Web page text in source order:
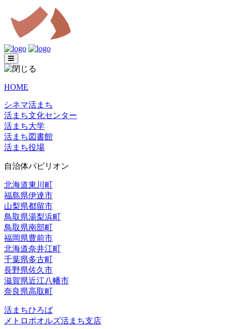
HOME
シネマ活まち
活まち文化センター
活まち大学
活まち図書館
活まち役場
自治体パビリオン
北海道東川町
福島県伊達市
山梨県都留市
鳥取県湯梨浜町
鳥取県南部町
福岡県豊前市
北海道奈井江町
千葉県多古町
長野県佐久市
滋賀県近江八幡市
奈良県高取町
活まちひろば
メトロポオルズ活まち支店